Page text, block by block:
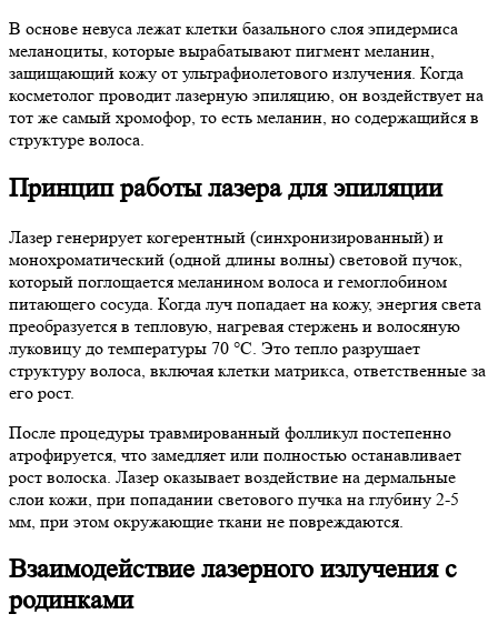
В основе невуса лежат клетки базального слоя эпидермиса
меланоциты, которые вырабатывают пигмент меланин,
защищающий кожу от ультрафиолетового излучения. Когда
косметолог проводит лазерную эпиляцию, он воздействует на
тот же самый хромофор, то есть меланин, но содержащийся в
структуре волоса.
Принцип работы лазера для эпиляции
Лазер генерирует когерентный (синхронизированный) и
монохроматический (одной длины волны) световой пучок,
который поглощается меланином волоса и гемоглобином
питающего сосуда. Когда луч попадает на кожу, энергия света
преобразуется в тепловую, нагревая стержень и волосяную
луковицу до температуры 70 °С. Это тепло разрушает
структуру волоса, включая клетки матрикса, ответственные за
его рост.
После процедуры травмированный фолликул постепенно
атрофируется, что замедляет или полностью останавливает
рост волоска. Лазер оказывает воздействие на дермальные
слои кожи, при попадании светового пучка на глубину 2-5
мм, при этом окружающие ткани не повреждаются.
Взаимодействие лазерного излучения с
родинками